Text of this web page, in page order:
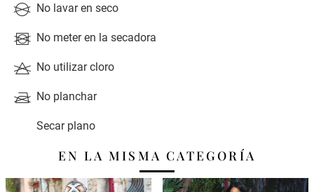
No lavar en seco
No meter en la secadora
No utilizar cloro
No planchar
Secar plano
EN LA MISMA CATEGORÍA